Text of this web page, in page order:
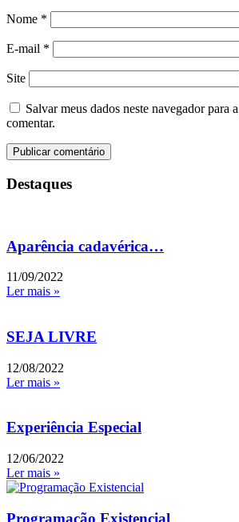
Nome *
E-mail *
Site
Salvar meus dados neste navegador para
comentar.
Destaques
Aparência cadavérica…
11/09/2022
Ler mais »
SEJA LIVRE
12/08/2022
Ler mais »
Experiência Especial
12/06/2022
Ler mais »
Programação Existencial